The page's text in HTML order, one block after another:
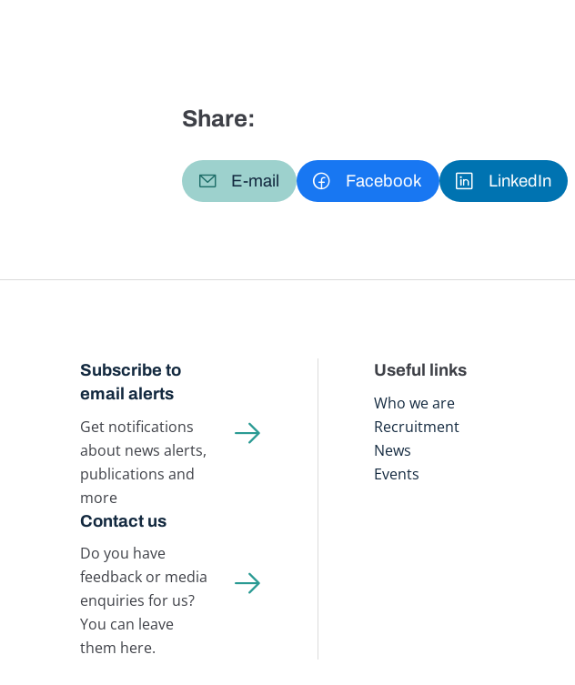
Share:
E-mail Facebook LinkedIn
Subscribe to
email alerts
Get notifications
about news alerts,
publications and
more
Contact us
Do you have
feedback or media
enquiries for us?
You can leave
them here.
Useful links
Who we are
Recruitment
News
Events